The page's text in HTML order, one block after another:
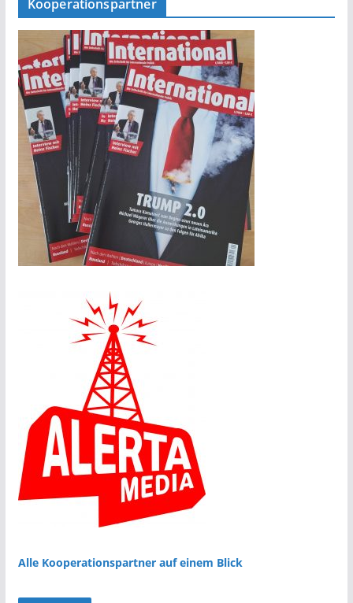
Kooperationspartner
Alle Kooperationspartner auf einem Blick